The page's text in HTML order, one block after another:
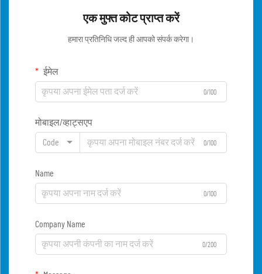
एक मुफ्त कोट प्राप्त करें
हमारा प्रतिनिधि जल्द ही आपको संपर्क करेगा।
ईमेल
0/100
मोबाइल/व्हाट्सएप
Code 0/100
Name
0/100
Company Name
0/200